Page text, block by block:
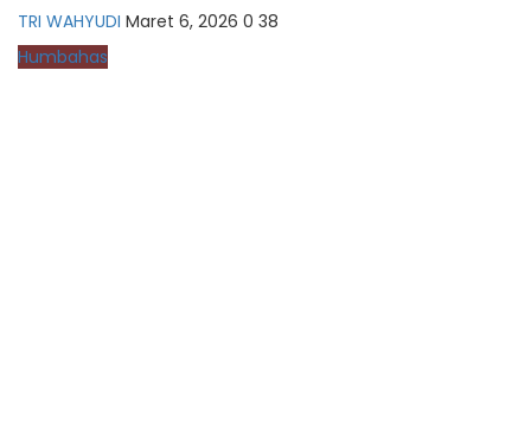
TRI WAHYUDI Maret 6, 2026 0 38
Humbahas